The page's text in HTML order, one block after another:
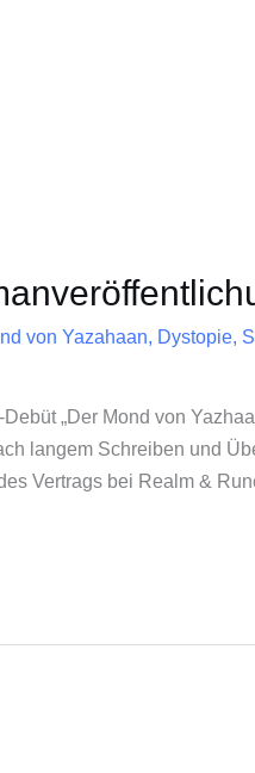
von Yazahaan, Dystopie,
„Der Mond von
langem Schreiben und
Vertrags bei Realm &